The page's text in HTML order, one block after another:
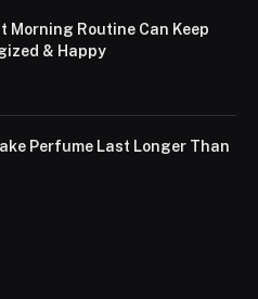
Morning Routine Can Keep
& Happy
Perfume Last Longer Than